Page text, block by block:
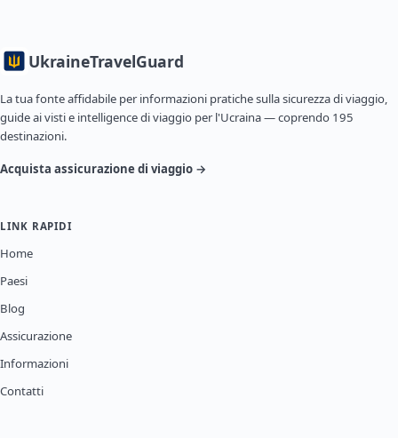
UkraineTravelGuard
La tua fonte affidabile per informazioni pratiche sulla sicurezza di viaggio,
guide ai visti e intelligence di viaggio per l'Ucraina — coprendo 195
destinazioni.
Acquista assicurazione di viaggio →
LINK RAPIDI
Home
Paesi
Blog
Assicurazione
Informazioni
Contatti